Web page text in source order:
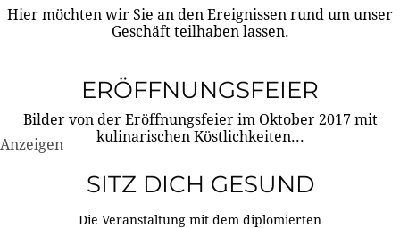
Hier möchten wir Sie an den Ereignissen rund um unser
Geschäft teilhaben lassen.
ERÖFFNUNGSFEIER
Bilder von der Eröffnungsfeier im Oktober 2017 mit
kulinarischen Köstlichkeiten...
Anzeigen
SITZ DICH GESUND
Die Veranstaltung mit dem diplomierten